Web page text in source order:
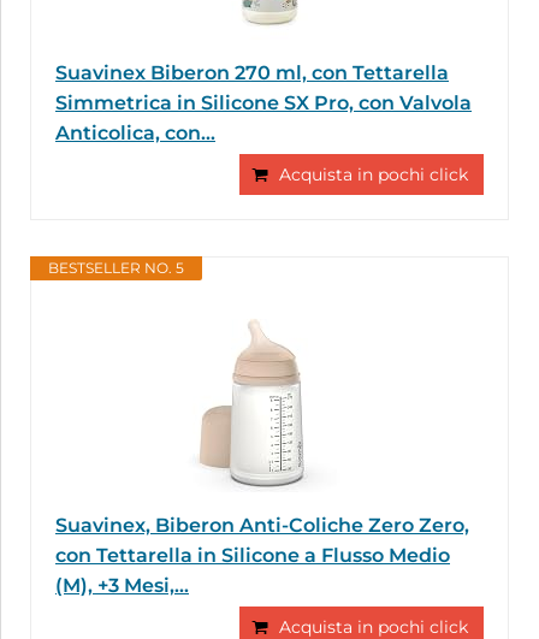
Suavinex Biberon 270 ml, con Tettarella
Simmetrica in Silicone SX Pro, con Valvola
Anticolica, con...
Acquista in pochi click
BESTSELLER NO. 5
Suavinex, Biberon Anti-Coliche Zero Zero,
con Tettarella in Silicone a Flusso Medio
(M), +3 Mesi,...
Acquista in pochi click